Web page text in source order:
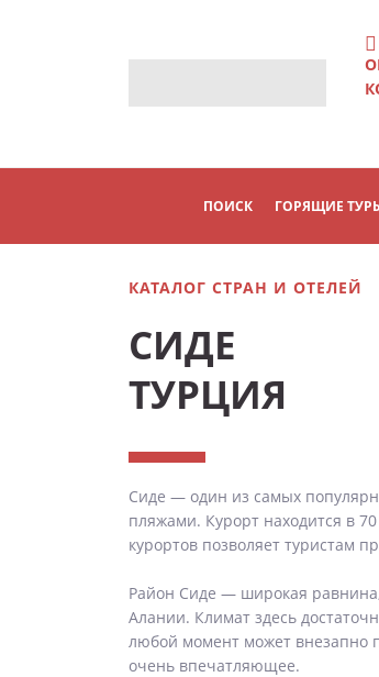
ПОИСК ГОРЯЩИЕ
КАТАЛОГ СТРАН И ОТЕЛЕЙ
СИДЕ
ТУРЦИЯ
Сиде — один из самых
пляжами. Курорт находится в
курортов позволяет туристам
Район Сиде — широкая
Алании. Климат здесь
любой момент может внезапно
очень впечатляющее.